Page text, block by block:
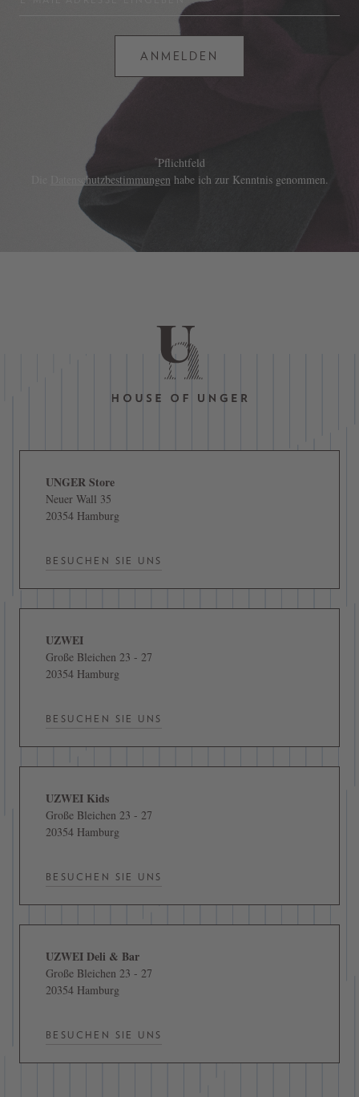
ANMELDEN
*Pflichtfeld
Datenschutzbestimmungen habe ich zur Kenntnis genommen.
UNGER Store
Neuer Wall 35
20354 Hamburg
BESUCHEN SIE UNS
UZWEI
Große Bleichen 23 - 27
20354 Hamburg
BESUCHEN SIE UNS
UZWEI Kids
Große Bleichen 23 - 27
20354 Hamburg
BESUCHEN SIE UNS
UZWEI Deli & Bar
Große Bleichen 23 - 27
20354 Hamburg
BESUCHEN SIE UNS